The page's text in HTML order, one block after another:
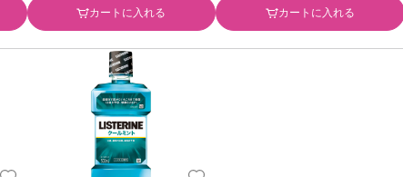
カートに入れる カートに入れる